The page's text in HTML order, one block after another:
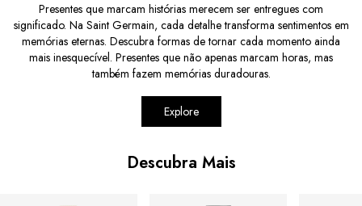
Presentes que marcam histórias merecem ser entregues com
significado. Na Saint Germain, cada detalhe transforma sentimentos em
memórias eternas. Descubra formas de tornar cada momento ainda
mais inesquecível. Presentes que não apenas marcam horas, mas
também fazem memórias duradouras.
Explore
Descubra Mais